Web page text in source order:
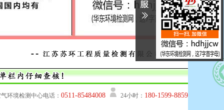
环境检测中心电话： 0511-85484008 24小时： 180-1599-8859